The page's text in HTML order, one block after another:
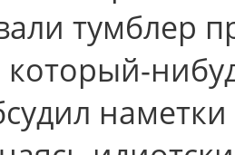
тумблер
который-